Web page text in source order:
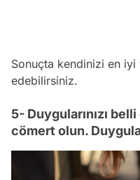
Sonuçta kendinizi en
edebilirsiniz.
5- Duygularınızı
cömert olun.